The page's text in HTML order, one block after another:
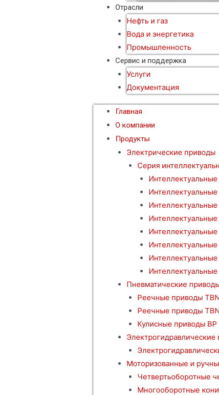
Отрасли
Нефть и газ
Вода и энергетика
Промышленность
Сервис и поддержка
Услуги
Документация
Главная
О компании
Продукты
Электрические приводы
Серия
Пневматические
Реечные приводы
Реечные приводы
Кулисные приводы BP
Электрогидравлические
Моторизованные и
Четвертьоборотные
Многооборотные